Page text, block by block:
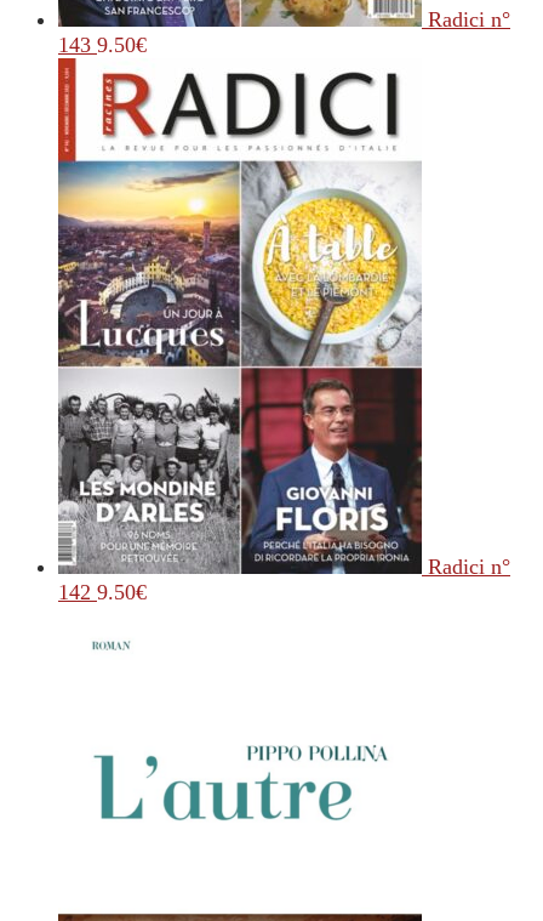
Radici n°
143 9.50€
Radici n°
142 9.50€